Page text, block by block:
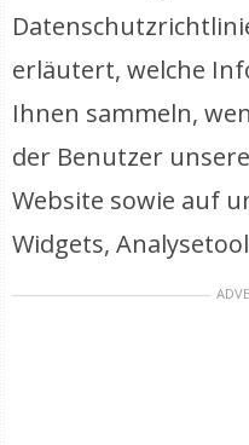
erläutert, welche
Ihnen sammeln,
der Benutzer
Website sowie auf
Widgets,